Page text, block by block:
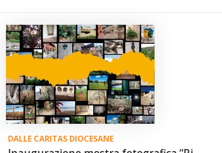
DALLE CARITAS DIOCESANE